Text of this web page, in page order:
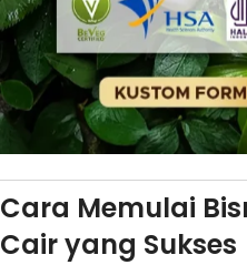
Cara Memulai
Cair yang Sukses